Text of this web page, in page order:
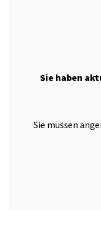
Sie haben
Sie müssen